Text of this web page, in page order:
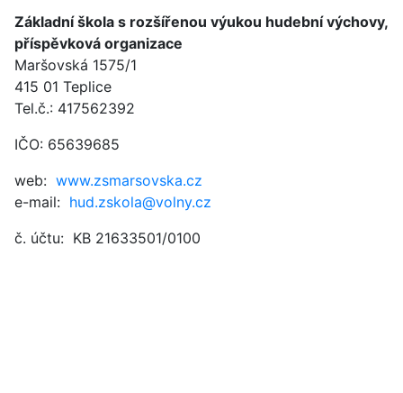
Základní škola s rozšířenou výukou hudební výchovy,
příspěvková organizace
Maršovská 1575/1
415 01 Teplice
Tel.č.: 417562392
IČO: 65639685
web: www.zsmarsovska.cz
e-mail: hud.zskola@volny.cz
č. účtu: KB 21633501/0100